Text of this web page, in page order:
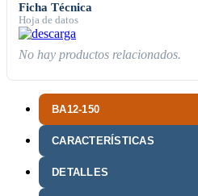
BA12-150
CARACTERÍSTICAS
DETALLES
Ficha Técnica
Hoja de datos
No hay productos relacionados.